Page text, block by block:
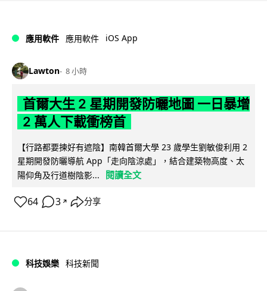
應用軟件 應用軟件 iOS App
Lawton 8 小時
首爾大生 2 星期開發防曬地圖 一日暴增
2 萬人下載衝榜首
【行路都要揀好有遮陰】南韓首爾大學 23 歲學生劉敏俊利用 2
星期開發防曬導航 App「走向陰涼處」，結合建築物高度、太
陽仰角及行道樹陰影...
閱讀全文
64 3 ↗ 分享
科技娛樂 科技新聞